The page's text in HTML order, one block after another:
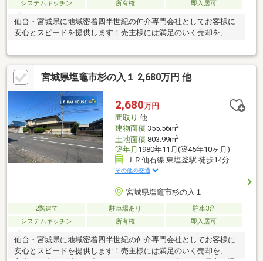
システムキッチン 所有権 即入居可
仙台・宮城県に地域密着四半世紀の仲介専門会社としてお客様に
安心とスピードを提供します！売主様には満足のいく売却を、買
択をご提案させて頂きます！
宮城県塩竈市杉の入１ 2,680万円 他
2,680万円
間取り 他
建物面積355.56m2
土地面積803.99m2
築年月 1980年11月(築45年10ヶ月)
ＪＲ仙石線 東塩釜駅 徒歩14分
その他の交通
宮城県塩竈市杉の入１
2階建て 駐車場あり
駐車3台
システムキッチン
所有権 即入居可
仙台・宮城県に地域密着四半世紀の仲介専門会社としてお客様に
安心とスピードを提供します！売主様には満足のいく売却を、買